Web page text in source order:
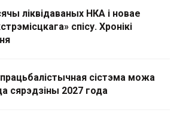
ліквідаваных НКА і новае
спісу. Хронікі
сістэма можа
сярэдзіны 2027 года